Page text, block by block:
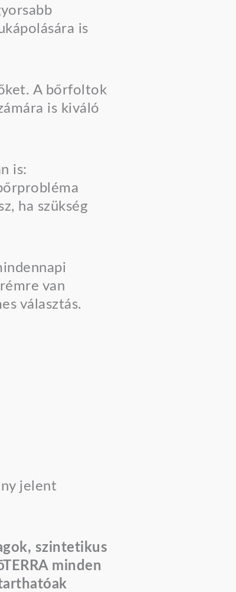
is
A bőrfoltok
is kiváló
is:
ha szükség
van
választás.
jelent
szintetikus
minden